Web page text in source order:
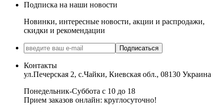
Подписка на наши новости
Новинки, интересные новости, акции и распродажи,
скидки и рекомендации
Подписаться
Контакты
ул.Печерская 2, с.Чайки, Киевская обл., 08130 Украина
Понедельник-Суббота с 10 до 18
Прием заказов онлайн: круглосуточно!